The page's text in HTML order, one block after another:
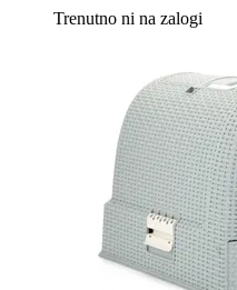
Trenutno ni na zalogi